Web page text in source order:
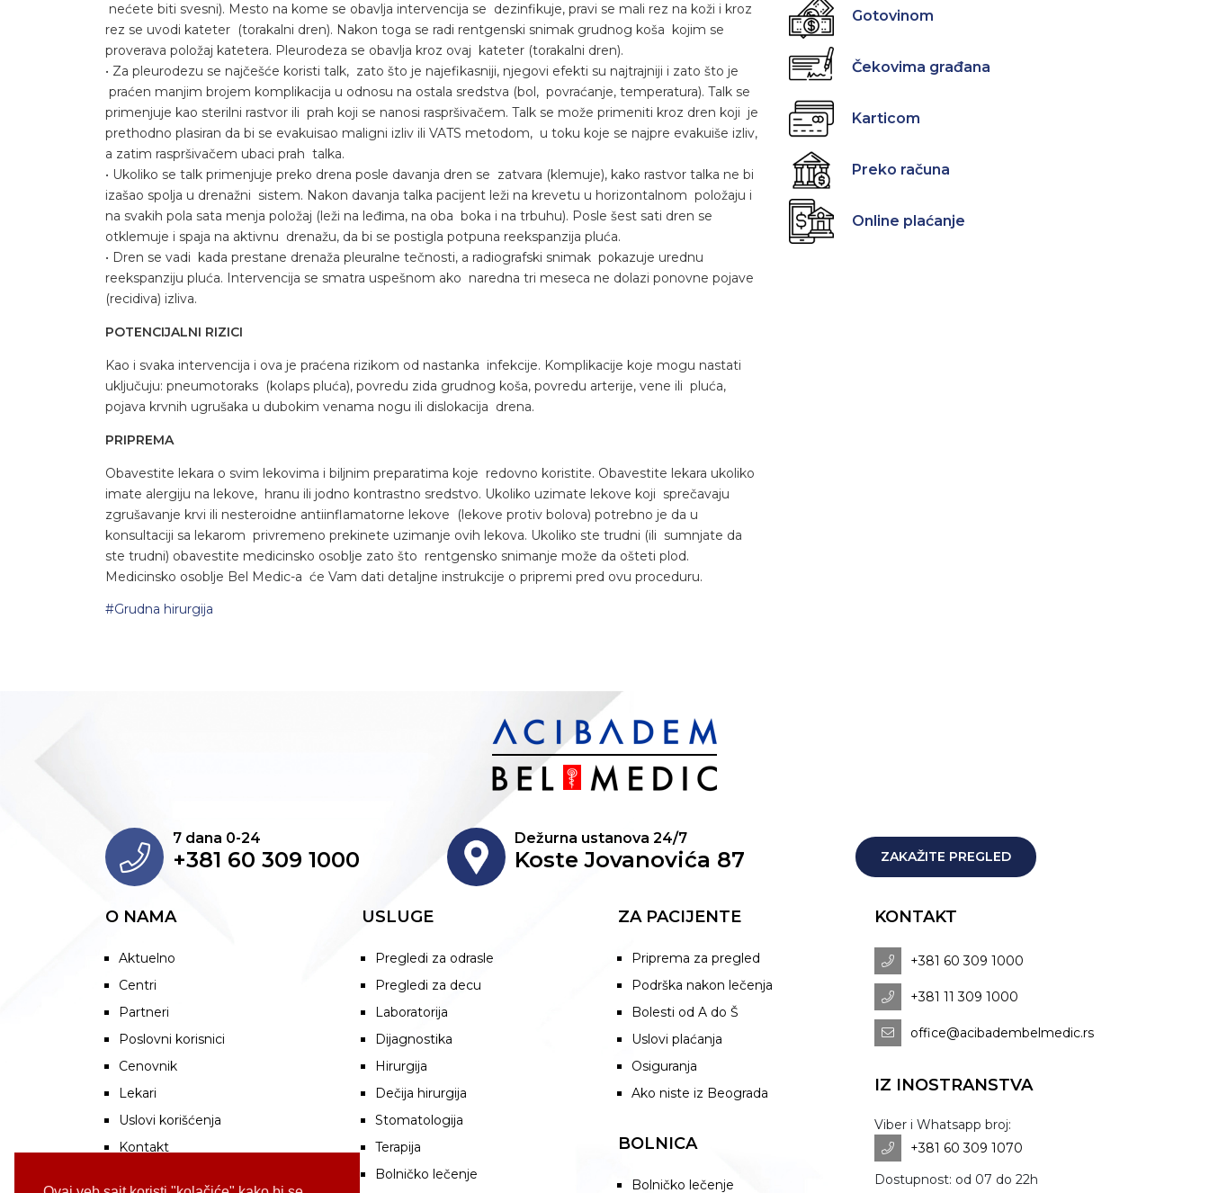
nećete biti svesni). Mesto na kome se obavlja intervencija se dezinfikuje, pravi se mali rez na koži i kroz
rez se uvodi kateter (torakalni dren). Nakon toga se radi rentgenski snimak grudnog koša kojim se
proverava položaj katetera. Pleurodeza se obavlja kroz ovaj kateter (torakalni dren).
• Za pleurodezu se najčešće koristi talk, zato što je najefikasniji, njegovi efekti su najtrajniji i zato što je
praćen manjim brojem komplikacija u odnosu na ostala sredstva (bol, povraćanje, temperatura). Talk se
primenjuje kao sterilni rastvor ili prah koji se nanosi raspršivačem. Talk se može primeniti kroz dren koji je
prethodno plasiran da bi se evakuisao maligni izliv ili VATS metodom, u toku koje se najpre evakuiše izliv,
a zatim raspršivačem ubaci prah talka.
• Ukoliko se talk primenjuje preko drena posle davanja dren se zatvara (klemuje), kako rastvor talka ne bi
izašao spolja u drenažni sistem. Nakon davanja talka pacijent leži na krevetu u horizontalnom položaju i
na svakih pola sata menja položaj (leži na leđima, na oba boka i na trbuhu). Posle šest sati dren se
otklemuje i spaja na aktivnu drenažu, da bi se postigla potpuna reekspanzija pluća.
• Dren se vadi kada prestane drenaža pleuralne tečnosti, a radiografski snimak pokazuje urednu
reekspanziju pluća. Intervencija se smatra uspešnom ako naredna tri meseca ne dolazi ponovne pojave
(recidiva) izliva.
POTENCIJALNI RIZICI
Kao i svaka intervencija i ova je praćena rizikom od nastanka infekcije. Komplikacije koje mogu nastati
uključuju: pneumotoraks (kolaps pluća), povredu zida grudnog koša, povredu arterije, vene ili pluća,
pojava krvnih ugrušaka u dubokim venama nogu ili dislokacija drena.
PRIPREMA
Obavestite lekara o svim lekovima i biljnim preparatima koje redovno koristite. Obavestite lekara ukoliko
imate alergiju na lekove, hranu ili jodno kontrastno sredstvo. Ukoliko uzimate lekove koji sprečavaju
zgrušavanje krvi ili nesteroidne antiinflamatorne lekove (lekove protiv bolova) potrebno je da u
konsultaciji sa lekarom privremeno prekinete uzimanje ovih lekova. Ukoliko ste trudni (ili sumnjate da
ste trudni) obavestite medicinsko osoblje zato što rentgensko snimanje može da ošteti plod.
Medicinsko osoblje Bel Medic-a će Vam dati detaljne instrukcije o pripremi pred ovu proceduru.
#Grudna hirurgija
Gotovinom
Čekovima građana
Karticom
Preko računa
Online plaćanje
7 dana 0-24
+381 60 309 1000
Dežurna ustanova 24/7
Koste Jovanovića 87 ZAKAŽITE PREGLED
O NAMA
Aktuelno
Centri
Partneri
Poslovni korisnici
Cenovnik
Lekari
Uslovi korišćenja
Kontakt
USLUGE
Pregledi za odrasle
Pregledi za decu
Laboratorija
Dijagnostika
Hirurgija
Dečija hirurgija
Stomatologija
Terapija
Bolničko lečenje
ZA PACIJENTE
Priprema za pregled
Podrška nakon lečenja
Bolesti od A do Š
Uslovi plaćanja
Osiguranja
Ako niste iz Beograda
BOLNICA
Bolničko lečenje
KONTAKT
+381 60 309 1000
+381 11 309 1000
office@acibadembelmedic.rs
IZ INOSTRANSTVA
Viber i Whatsapp broj:
+381 60 309 1070
Dostupnost: od 07 do 22h